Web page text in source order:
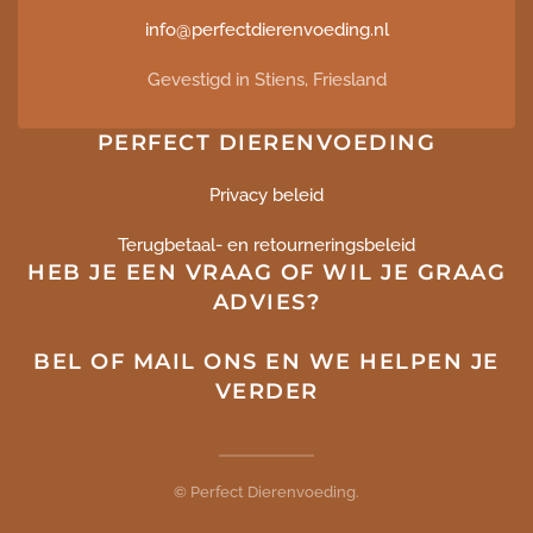
PERFECT DIERENVOEDING
Privacy beleid
Terugbetaal- en retourneringsbeleid
info@perfectdierenvoeding.nl
Gevestigd in Stiens, Friesland
HEB JE EEN VRAAG OF WIL JE GRAAG
ADVIES?
BEL OF MAIL ONS EN WE HELPEN JE
VERDER
© Perfect Dierenvoeding.